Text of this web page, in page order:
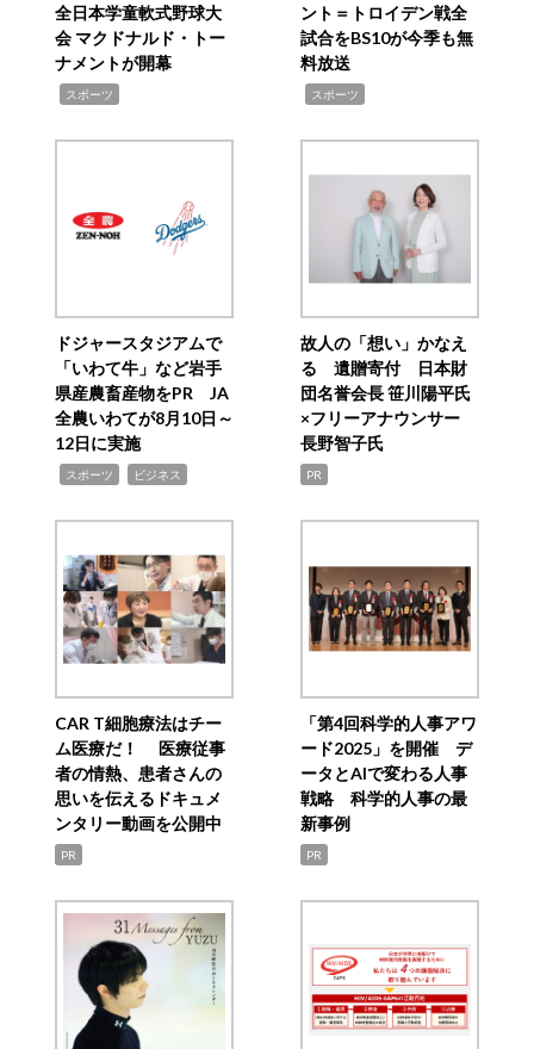
全日本学童軟式野球大
会 マクドナルド・トー
ナメントが開幕
スポーツ
ント＝トロイデン戦全
試合をBS10が今季も無
料放送
スポーツ
ドジャースタジアムで
「いわて牛」など岩手
県産農畜産物をPR JA
全農いわてが8月10日～
12日に実施
スポーツ ビジネス
故人の「想い」かなえ
る 遺贈寄付 日本財
団名誉会長 笹川陽平氏
×フリーアナウンサー
長野智子氏
PR
CAR T細胞療法はチー
ム医療だ！ 医療従事
者の情熱、患者さんの
思いを伝えるドキュメ
ンタリー動画を公開中
PR
「第4回科学的人事アワ
ード2025」を開催 デ
ータとAIで変わる人事
戦略 科学的人事の最
新事例
PR